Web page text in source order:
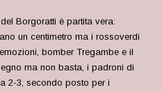
Borgoratti è partita vera:
un centimetro ma i rossoverdi
bomber Tregambe e il
ma non basta, i padroni di
2-3, secondo posto per i